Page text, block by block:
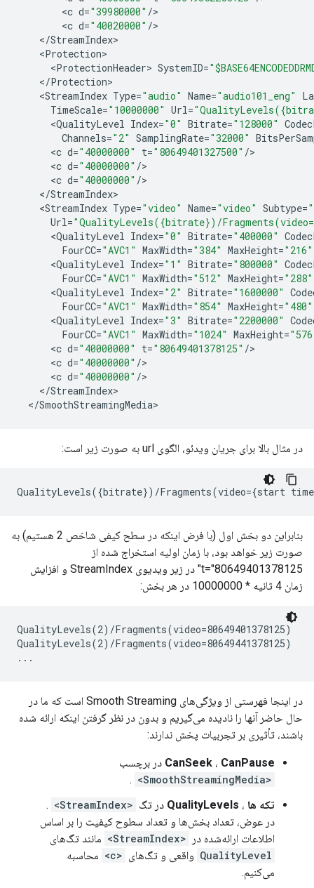
<c d="39980000" /
<c d="40020000" /
</StreamIndex
<Protection
<ProtectionHeader> SystemID=
</Protection
<StreamIndex Type="audio" Name="audio101_eng"
TimeScale="10000000" Url=
<QualityLevel Index="0" Bitrate="128000"
Channels="2" SamplingRate="32000"
<c d="40000000" t="80649401327500" /
<c d="40000000" /
<c d="40000000" /
</StreamIndex
<StreamIndex Type="video" Name="video" Subtype=
Url="QualityLevels({bitrate})/
<QualityLevel Index="0" Bitrate="400000"
FourCC="AVC1" MaxWidth="384" MaxHeight="216"
<QualityLevel Index="1" Bitrate="800000"
FourCC="AVC1" MaxWidth="512" MaxHeight="288"
<QualityLevel Index="2" Bitrate="1600000"
FourCC="AVC1" MaxWidth="854" MaxHeight="480"
<QualityLevel Index="3" Bitrate="2200000"
FourCC="AVC1" MaxWidth="1024" MaxHeight=
<c d="40000000" t="80649401378125" /
<c d="40000000" /
<c d="40000000" /
</StreamIndex
</SmoothStreamingMedia
در مثال بالا برای جریان ویدئو، الگوی url به صورت زیر است:
بنابراین دو بخش اول (با فرض اینکه در سطح کیفی شاخص 2 هستیم) به
صورت زیر خواهد بود، با زمان اولیه استخراج شده از
t="80649401378125" در زیر ویدیوی StreamIndex و افزایش
زمان 4 ثانیه * 10000000 در هر بخش:
QualityLevels(2)/Fragments(video=80649401378125)
QualityLevels(2)/Fragments(video=80649441378125)
در اینجا فهرستی از ویژگی‌های Smooth Streaming است که ما در
حال حاضر آنها را نادیده می‌گیریم و بدون در نظر گرفتن اینکه ارائه شده
باشند، تأثیری بر تجربیات پخش ندارند:
CanSeek ، CanPause
در برچسب
<SmoothStreamingMedia>
.
تکه ها ، QualityLevels در تگ <StreamIndex>
.
در عوض، تعداد بخش‌ها و تعداد سطوح کیفیت را بر اساس
اطلاعات ارائه‌شده در
<StreamIndex>
مانند تگ‌های
QualityLevel واقعی و تگ‌های <c>
محاسبه
می‌کنیم.